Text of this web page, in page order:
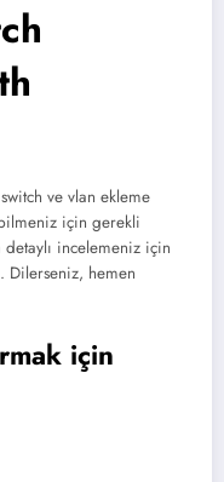
ve vlan ekleme
için gerekli
incelemeniz için
Dilerseniz, hemen
için